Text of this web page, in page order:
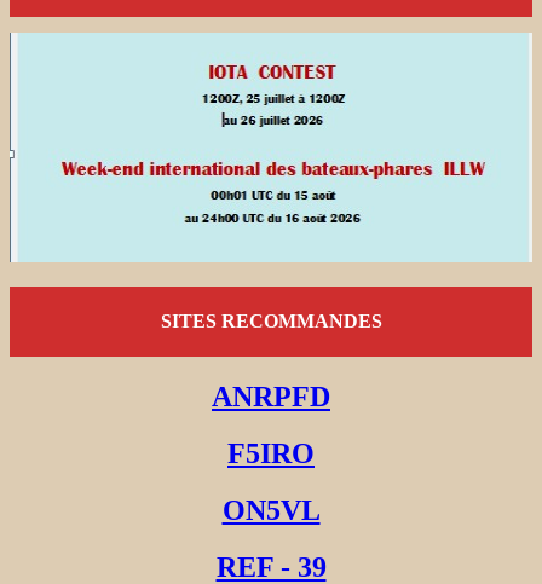
SITES RECOMMANDES
ANRPFD
F5IRO
ON5VL
REF - 39